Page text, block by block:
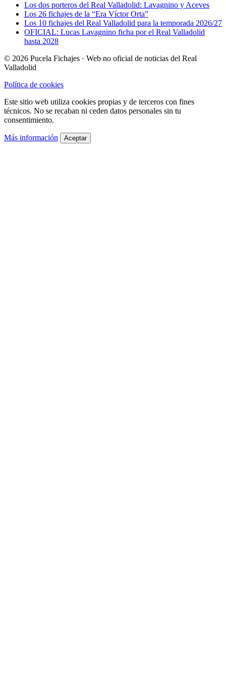
Los dos porteros del Real Valladolid: Lavagnino y Aceves
Los 26 fichajes de la “Era Víctor Orta”
Los 10 fichajes del Real Valladolid para la temporada 2026/27
OFICIAL: Lucas Lavagnino ficha por el Real Valladolid
hasta 2028
© 2026 Pucela Fichajes · Web no oficial de noticias del Real
Valladolid
Política de cookies
Este sitio web utiliza cookies propias y de terceros con fines
técnicos. No se recaban ni ceden datos personales sin tu
consentimiento.
Más información Aceptar